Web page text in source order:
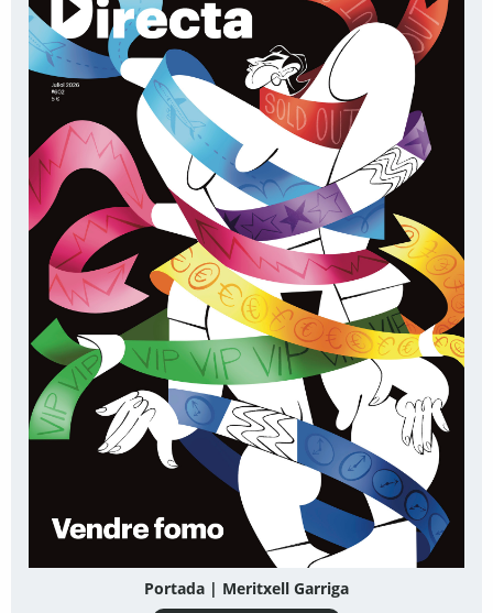
Portada | Meritxell Garriga